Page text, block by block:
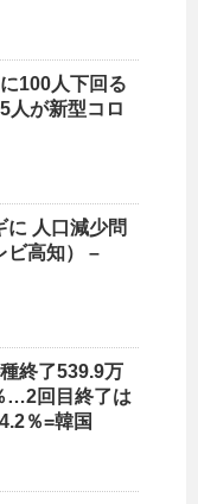
100人下回る
人が新型コロ
に 人口 減少問
ビ高知） –
終了539.9万
…2回目終了は
4.2％=韓国